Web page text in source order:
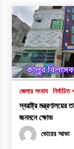
জেলার সংবাদ নির্বাচিত
স্বরাষ্ট্র
জনমনে ক্ষোভ
ভোরের আভা